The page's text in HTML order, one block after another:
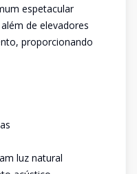
espetacular
de elevadores
proporcionando
luz natural